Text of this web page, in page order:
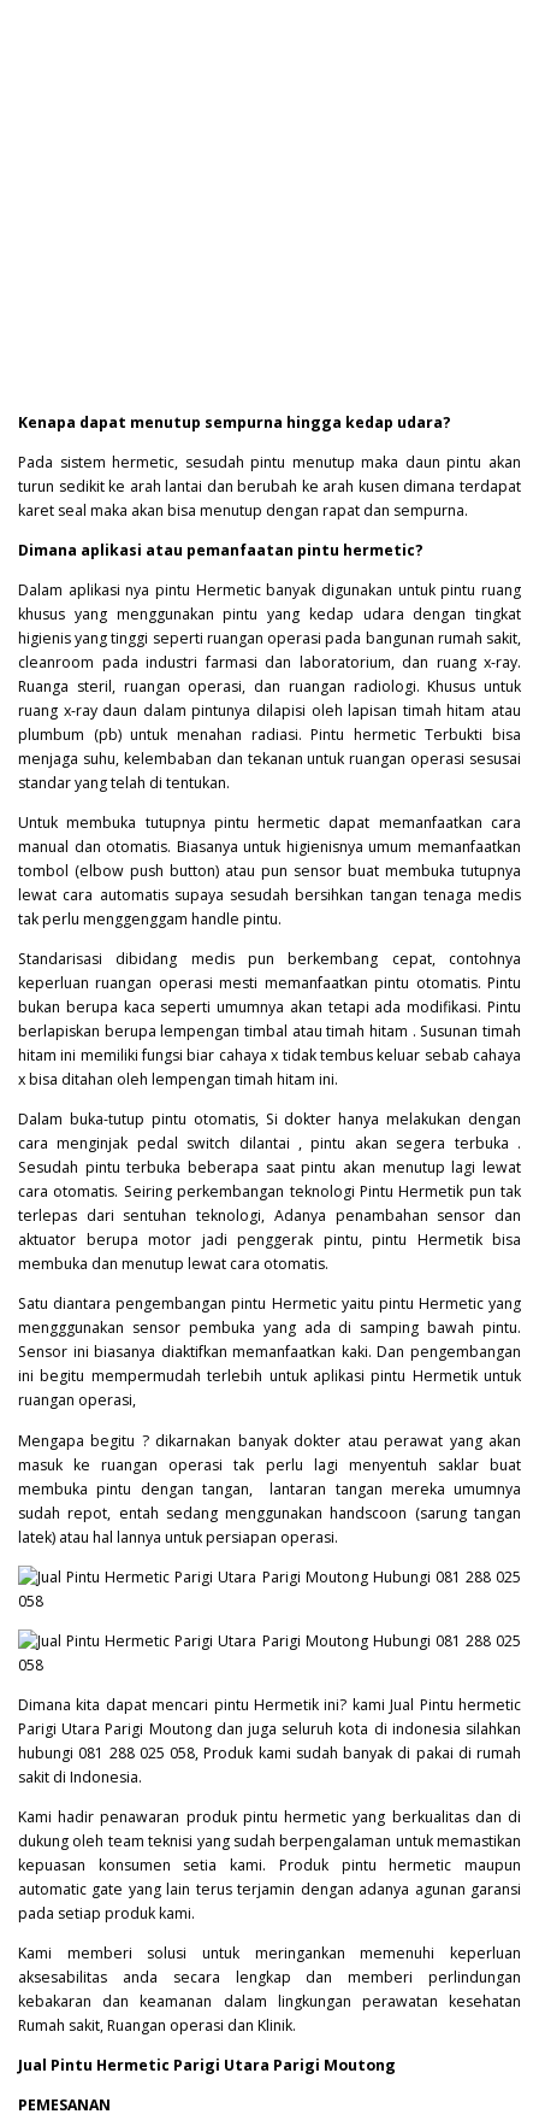
Kenapa dapat menutup sempurna hingga kedap udara?
Pada sistem hermetic, sesudah pintu menutup maka daun pintu akan
turun sedikit ke arah lantai dan berubah ke arah kusen dimana terdapat
karet seal maka akan bisa menutup dengan rapat dan sempurna.
Dimana aplikasi atau pemanfaatan pintu hermetic?
Dalam aplikasi nya pintu Hermeticbanyak digunakan untuk pintu ruang
khusus yang menggunakan pintu yang kedap udara dengan tingkat
higienis yang tinggi seperti ruangan operasi pada bangunan rumah sakit,
cleanroom pada industri farmasi dan laboratorium, dan ruang x-ray.
Ruanga steril, ruangan operasi, dan ruangan radiologi. Khusus untuk
ruang x-ray daun dalam pintunya dilapisi oleh lapisan timah hitam atau
plumbum (pb) untuk menahan radiasi. Pintu hermetic Terbukti bisa
menjaga suhu, kelembaban dan tekanan untuk ruangan operasi sesusai
standar yang telah di tentukan.
Untuk membuka tutupnya pintu hermetic dapat memanfaatkan cara
manual dan otomatis. Biasanya untuk higienisnya umum memanfaatkan
tombol (elbow push button) atau pun sensor buat membuka tutupnya
lewat cara automatis supaya sesudah bersihkan tangan tenaga medis
tak perlu menggenggam handle pintu.
Standarisasi dibidang medis pun berkembang cepat, contohnya
keperluan ruangan operasi mesti memanfaatkan pintu otomatis. Pintu
bukan berupa kaca seperti umumnya akan tetapi ada modifikasi. Pintu
berlapiskan berupa lempengan timbal atau timah hitam . Susunan timah
hitam ini memiliki fungsi biar cahaya x tidak tembus keluar sebab cahaya
x bisa ditahan oleh lempengan timah hitam ini.
Dalam buka-tutup pintu otomatis, Si dokter hanya melakukan dengan
cara menginjak pedal switch dilantai , pintu akan segera terbuka .
Sesudah pintu terbuka beberapa saat pintu akan menutup lagi lewat
cara otomatis. Seiring perkembangan teknologi Pintu Hermetik pun tak
terlepas dari sentuhan teknologi, Adanya penambahan sensor dan
aktuator berupa motor jadi penggerak pintu, pintu Hermetik bisa
membuka dan menutup lewat cara otomatis.
Satu diantara pengembangan pintu Hermetic yaitu pintu Hermetic yang
mengggunakan sensor pembuka yang ada di samping bawah pintu.
Sensor ini biasanya diaktifkan memanfaatkan kaki. Dan pengembangan
ini begitu mempermudah terlebih untuk aplikasi pintu Hermetik untuk
ruangan operasi,
Mengapa begitu ? dikarnakan banyak dokter atau perawat yang akan
masuk ke ruangan operasi tak perlu lagi menyentuh saklar buat
membuka pintu dengan tangan, lantaran tangan mereka umumnya
sudah repot, entah sedang menggunakan handscoon (sarung tangan
latek) atau hal lannya untuk persiapan operasi.
Dimana kita dapat mencari pintu Hermetik ini? kami Jual Pintu hermetic
Parigi Utara Parigi Moutong dan juga seluruh kota di indonesia silahkan
hubungi 081 288 025 058, Produk kami sudah banyak di pakai di rumah
sakit di Indonesia.
Kami hadir penawaran produk pintu hermetic yang berkualitas dan di
dukung oleh team teknisi yang sudah berpengalaman untuk memastikan
kepuasan konsumen setia kami. Produk pintu hermetic maupun
automatic gate yang lain terus terjamin dengan adanya agunan garansi
pada setiap produk kami.
Kami memberi solusi untuk meringankan memenuhi keperluan
aksesabilitas anda secara lengkap dan memberi perlindungan
kebakaran dan keamanan dalam lingkungan perawatan kesehatan
Rumah sakit, Ruangan operasi dan Klinik.
Jual Pintu Hermetic Parigi Utara Parigi Moutong
PEMESANAN